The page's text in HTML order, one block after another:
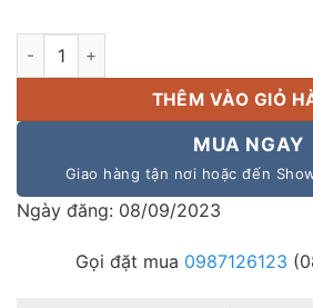
Loa âm trần ABK 114 giá rẻ số lượng
THÊM VÀO GIỎ
MUA NGAY
Giao hàng tận nơi hoặc đến
Ngày đăng: 08/09/2023
Gọi đặt mua 0987126123